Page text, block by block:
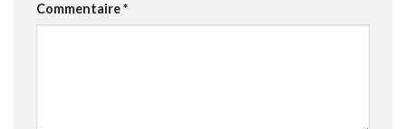
Commentaire*